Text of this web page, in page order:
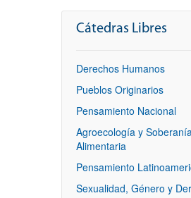
Cátedras Libres
Derechos Humanos
Pueblos Originarios
Pensamiento Nacional
Agroecología y Soberanía
Alimentaria
Pensamiento
Sexualidad, Género y